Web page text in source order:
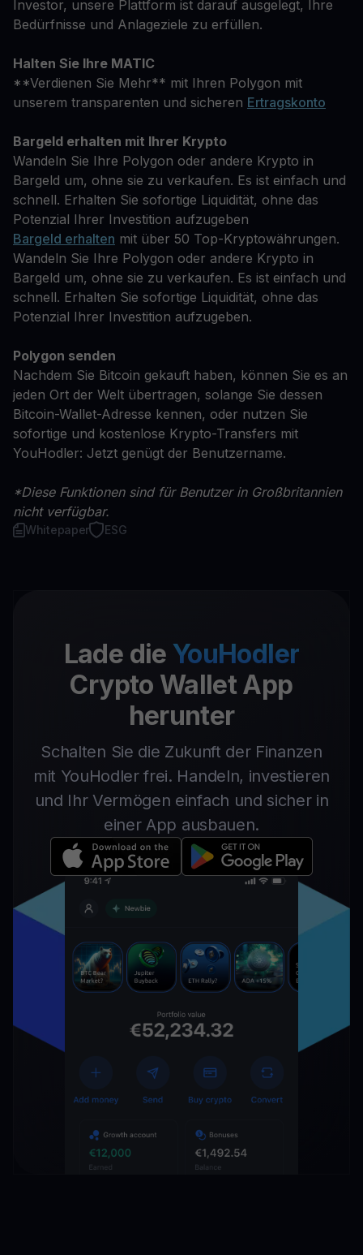
Investor, unsere Plattform ist darauf ausgelegt, Ihre
Bedürfnisse und Anlageziele zu erfüllen.
Halten Sie Ihre MATIC
**Verdienen Sie Mehr** mit Ihren Polygon mit
unserem transparenten und sicheren Ertragskonto
Bargeld erhalten mit Ihrer Krypto
Wandeln Sie Ihre Polygon oder andere Krypto in
Bargeld um, ohne sie zu verkaufen. Es ist einfach und
schnell. Erhalten Sie sofortige Liquidität, ohne das
Potenzial Ihrer Investition aufzugeben
Bargeld erhalten mit über 50 Top-Kryptowährungen.
Wandeln Sie Ihre Polygon oder andere Krypto in
Bargeld um, ohne sie zu verkaufen. Es ist einfach und
schnell. Erhalten Sie sofortige Liquidität, ohne das
Potenzial Ihrer Investition aufzugeben.
Polygon senden
Nachdem Sie Bitcoin gekauft haben, können Sie es an
jeden Ort der Welt übertragen, solange Sie dessen
Bitcoin-Wallet-Adresse kennen, oder nutzen Sie
sofortige und kostenlose Krypto-Transfers mit
YouHodler: Jetzt genügt der Benutzername.
*Diese Funktionen sind für Benutzer in Großbritannien
nicht verfügbar.
Whitepaper ESG
Lade die YouHodler
Crypto Wallet App
herunter
Schalten Sie die Zukunft der Finanzen
mit YouHodler frei. Handeln, investieren
und Ihr Vermögen einfach und sicher in
einer App ausbauen.